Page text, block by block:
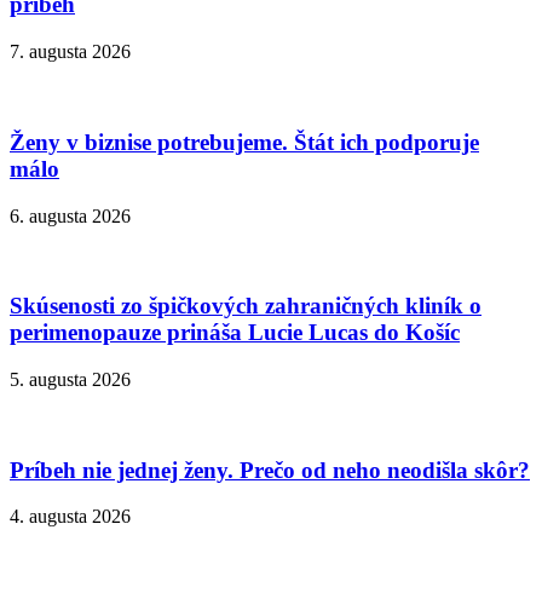
7. augusta 2026
Ženy v biznise potrebujeme. Štát ich podporuje
málo
6. augusta 2026
Skúsenosti zo špičkových zahraničných kliník o
perimenopauze prináša Lucie Lucas do Košíc
5. augusta 2026
Príbeh nie jednej ženy. Prečo od neho neodišla skôr?
4. augusta 2026